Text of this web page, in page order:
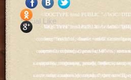
<!DOCTYPE html PUBLIC "-//W3C//DTD XHTML 1.0 Transitional//EN" "http://www.w3.org/TR/xhtml1/DTD/xhtml1-transitional.dtd"> <html xmlns="http://www.w3.org/1999/xhtml" xml:lang="ru-ru" lang="ru-ru" > <head> <meta name="google-site-verification" content="4vFPaFr8_T0N5uYcY4vh3M1DtIkbIJH6yDV7_NDqfJc" /> <base href="http://antik.1kzn.ru/" /> <meta http-equiv="content-type" content="text/html; charset=utf-8" /> <meta name="keywords" content="каталог антиквариат, часы продажа, старинные часы, напольные часы, настенные часы, каминные часы, мебель, старинные люстры, картины, торшеры, резьба, мебель, коллекционирование, чугунное литьё, предметы старины, реставрация, интерьер, модерн, классицизм, кресло, диван, мозаика, гарнитур, дуб, зеркало, светильник, канделябр, шифоньер, шкаф, буфет, комод, сундук, букинист, жирандоль, бронза" /> <meta name="rights" content="Продажа антиквариата http://antik.1kzn.ru" /> <meta name="author" content="Super User" /> <meta name="description" content="Продажа антиквариата, каталог антиквариата." /> <meta name="generator" content="Joomla! - Open Source Content Management" /> <title>Каталог антиквариата - Продажа антиквариата </title> <link rel="stylesheet" href="/plugins/system/rokbox/assets/styles/rokbox.css" type="text/css" /> <link rel="stylesheet" href="/libraries/gantry/css/grid-12.css" type="text/css" /> <link rel="stylesheet" href="/libraries/gantry/css/gantry.css" type="text/css" /> <link rel="stylesheet" href="/libraries/gantry/css/joomla.css" type="text/css" /> <link rel="stylesheet" href="/templates/rt_juxta/
<!DOCTYPE html PUBLIC "-//W3C//DTD XHTML 1.0 Transitional//EN" "http://www.w3.org/TR/xhtml1/DTD/xhtml1-transitional.dtd"> <html xmlns="http://www.w3.org/1999/xhtml" xml:lang="ru-ru" lang="ru-ru" > <head> <meta name="google-site-verification" content="4vFPaFr8_T0N5uYcY4vh3M1DtIkbIJH6yDV7_NDqfJc" /> <base href="http://antik.1kzn.ru/" /> <meta http-equiv="content-type" content="text/html; charset=utf-8" /> <meta name="keywords" content="каталог антиквариат, часы продажа, старинные часы, напольные часы, настенные часы, каминные часы, мебель, старинные люстры, картины, торшеры, резьба, мебель, коллекционирование, чугунное литьё, предметы старины, реставрация, интерьер, модерн, классицизм, кресло, диван, мозаика, гарнитур, дуб, зеркало, светильник, канделябр, шифоньер, шкаф, буфет, комод, сундук, букинист, жирандоль, бронза" /> <meta name="rights" content="Продажа антиквариата http://antik.1kzn.ru" /> <meta name="author" content="Super User" /> <meta name="description" content="Продажа антиквариата, каталог антиквариата." /> <meta name="generator" content="Joomla! - Open Source Content Management" /> <title>Каталог антиквариата - Продажа антиквариата </title> <link rel="stylesheet" href="/plugins/system/rokbox/assets/styles/rokbox.css" type="text/css" /> <link rel="stylesheet" href="/libraries/gantry/css/grid-12.css" type="text/css" /> <link rel="stylesheet" href="/libraries/gantry/css/gantry.css" type="text/css" /> <link rel="stylesheet" href="/libraries/gantry/css/joomla.css" type="text/css" /> <link rel="stylesheet" href="/templates/rt_juxta/
Social Like